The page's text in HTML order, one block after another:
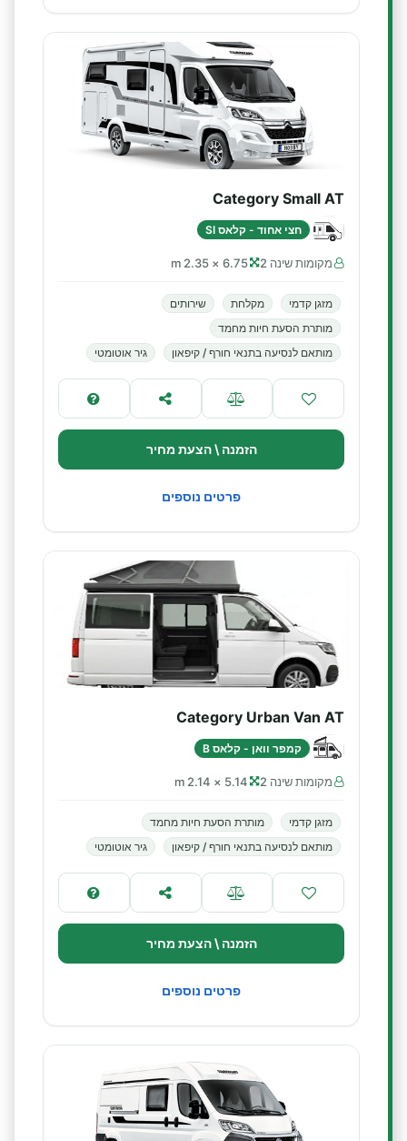
Category Small AT
חצי אחוד - קלאס SI
מקומות שינה 2 6.75 × 2.35 m
מזגן קדמי מקלחת
שירותים
מותרת הסעת חיות מחמד
מותאם לנסיעה בתנאי חורף / קיפאון
גיר אוטומטי
הזמנה \ הצעת מחיר
פרטים נוספים
Category Urban Van AT
קמפר וואן - קלאס B
מקומות שינה 2 5.14 × 2.14 m
מזגן קדמי
מותרת הסעת חיות מחמד
מותאם לנסיעה בתנאי חורף / קיפאון
גיר אוטומטי
הזמנה \ הצעת מחיר
פרטים נוספים